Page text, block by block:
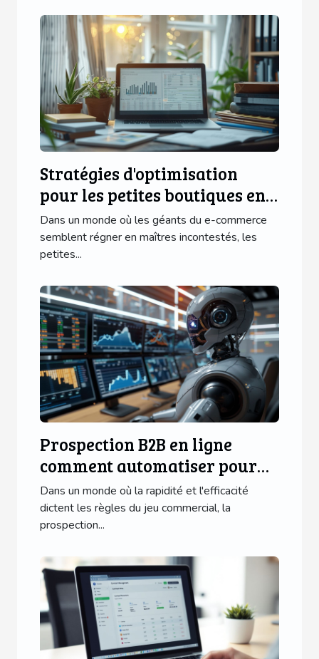
Stratégies d'optimisation
pour les petites boutiques en
ligne Dépasser les géants du e-
commerce avec SEO et
marketing de niche
Dans un monde où les géants du e-commerce
semblent régner en maîtres incontestés, les
petites...
Prospection B2B en ligne
comment automatiser pour
plus d'efficacité
Dans un monde où la rapidité et l'efficacité
dictent les règles du jeu commercial, la
prospection...